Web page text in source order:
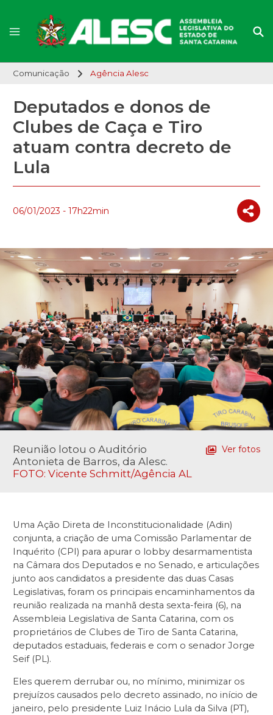
Comunicação Agência Alesc
Deputados e donos de
Clubes de Caça e Tiro
atuam contra decreto de
Lula
06/01/2023 - 17h22min
Reunião lotou o Auditório
Antonieta de Barros, da Alesc.
FOTO: Vicente Schmitt/Agência AL
Ver fotos
Uma Ação Direta de Inconstitucionalidade (Adin)
conjunta, a criação de uma Comissão Parlamentar de
Inquérito (CPI) para apurar o lobby desarmamentista
na Câmara dos Deputados e no Senado, e articulações
junto aos candidatos a presidente das duas Casas
Legislativas, foram os principais encaminhamentos da
reunião realizada na manhã desta sexta-feira (6), na
Assembleia Legislativa de Santa Catarina, com os
proprietários de Clubes de Tiro de Santa Catarina,
deputados estaduais, federais e com o senador Jorge
Seif (PL).
Eles querem derrubar ou, no mínimo, minimizar os
prejuízos causados pelo decreto assinado, no início de
janeiro, pelo presidente Luiz Inácio Lula da Silva (PT),